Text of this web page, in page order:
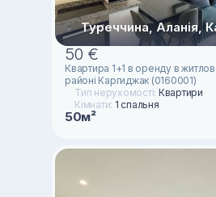
Туреччина, Аланія,
50 €
Квартира 1+1 в оренду в
районі Каргиджак (0160001)
Тип нерухомості: Квартири
Кімнати: 1 спальня
50м²